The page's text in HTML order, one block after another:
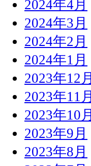
2024年4月
2024年3月
2024年2月
2024年1月
2023年12月
2023年11月
2023年10月
2023年9月
2023年8月